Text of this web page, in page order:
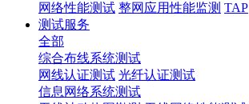
网络性能测试 整网应用性能监测 TAP
测试服务
全部
综合布线系统测试
网线认证测试 光纤认证测试
信息网络系统测试